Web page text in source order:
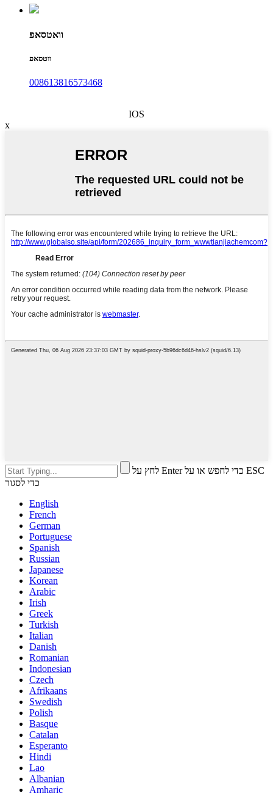
וואטסאפ
ווטסאפ
008613816573468
IOS
x
לחץ על Enter כדי לחפש או על ESC
כדי לסגור
English
French
German
Portuguese
Spanish
Russian
Japanese
Korean
Arabic
Irish
Greek
Turkish
Italian
Danish
Romanian
Indonesian
Czech
Afrikaans
Swedish
Polish
Basque
Catalan
Esperanto
Hindi
Lao
Albanian
Amharic